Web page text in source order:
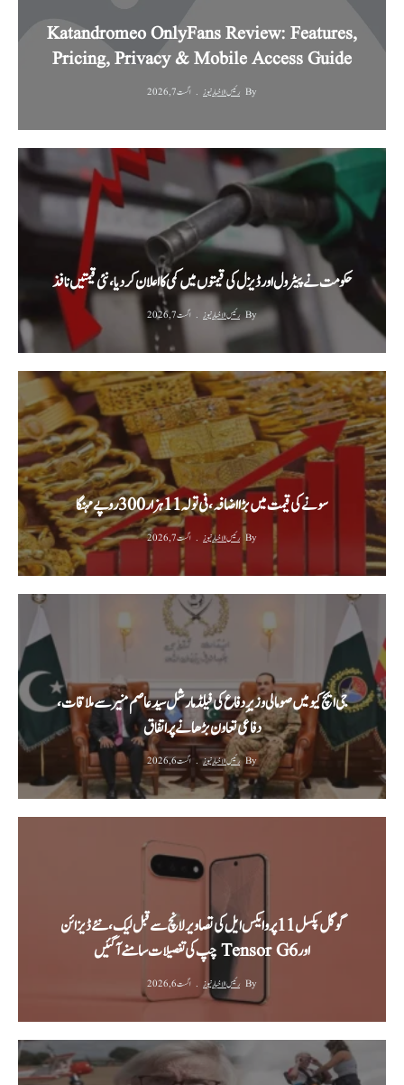
Katandromeo OnlyFans Review: Features,
Pricing, Privacy & Mobile Access Guide
By رئیس الاخبار نیوز اگست 7, 2026
حکومت نے پیٹرول اور ڈیزل کی قیمتوں میں کمی کا اعلان کر دیا، نئی قیمتیں نافذ
By رئیس الاخبار نیوز اگست 7, 2026
سونے کی قیمت میں بڑا اضافہ، فی تولہ 11 ہزار 300 روپے مہنگا
By رئیس الاخبار نیوز اگست 7, 2026
جی ایچ کیو میں صومالی وزیرِ دفاع کی فیلڈ مارشل سید عاصم منیر سے ملاقات،
دفاعی تعاون بڑھانے پر اتفاق
By رئیس الاخبار نیوز اگست 6, 2026
گوگل پکسل 11 پرو ایکس ایل کی تصاویر لانچ سے قبل لیک، نئے ڈیزائن
اور Tensor G6 چپ کی تفصیلات سامنے آ گئیں
By رئیس الاخبار نیوز اگست 6, 2026